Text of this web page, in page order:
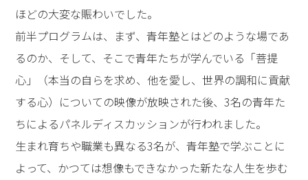
ほどの大変な賑わいでした。
前半プログラムは、まず、青年塾とはどのような場であ
るのか、そして、そこで青年たちが学んでいる「菩提
心」（本当の自らを求め、他を愛し、世界の調和に貢献
する心）についての映像が放映された後、3名の青年た
ちによるパネルディスカッションが行われました。
生まれ育ちや職業も異なる3名が、青年塾で学ぶことに
よって、かつては想像もできなかった新たな人生を歩む